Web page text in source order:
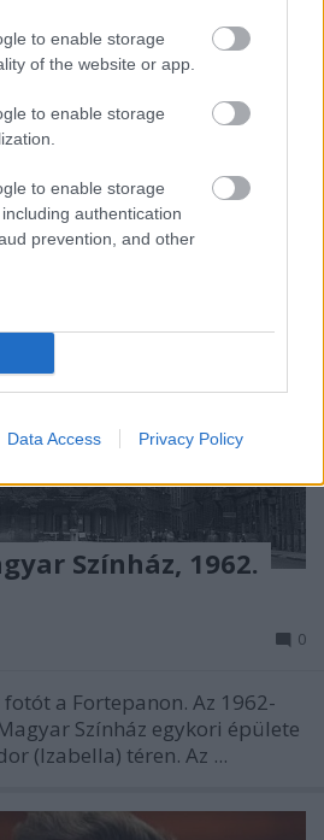
to enable storage
of the website or app.
to enable storage
to enable storage
authentication
prevention, and other
Data Access Privacy Policy
sétálóutcablöff (
Népszava
...
Színház, 1962.
0
a Fortepanon. Az 1962-
Színház egykori épülete
(Izabella) téren. Az ...